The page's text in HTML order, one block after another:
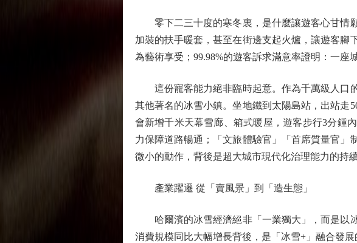
零下二三十度的寒冬裏，是什麼讓遊客心甘情願
加裝的扶手暖套，甚至在街邊支起火爐，讓遊客
為藝術享受；99.98%的遊客訴求滿意率證明：一座
這份寵客能力絕非臨時起意。作為千萬級人口
其他著名的冰雪小鎮。坐地鐵到太陽島站，出站走
會新增千米天幕雪廊、箱式暖屋，遊客步行3分鍾
力保障道路暢通；「文旅體驗官」「首席質量官
微小的動作，背後是超大城市現代化治理能力的持續
產業躍遷 從「賣風景」到「造生態」
哈爾濱的冰雪經濟絕非「一業獨大」，而是以
消費規模同比大幅增長背後，是「冰雪+」融合發展